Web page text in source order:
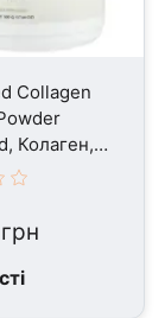
Collagen
Колаген,
грн